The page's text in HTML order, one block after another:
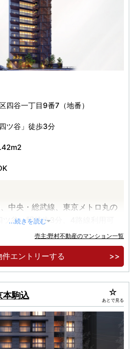
四谷一丁目9番7（地番）
ツ谷」徒歩3分
中央・総武線、東京メトロ丸の
ツ谷」駅徒歩3分。4路線利用可
38邸。天高2.6m以上の開放感
な眺望を享受。
...続きを読む
売主:野村不動産のマンション一覧
件エントリーする
本駒込 あとで見る